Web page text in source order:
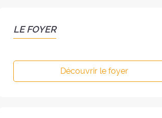
LE FOYER
Découvrir le foyer